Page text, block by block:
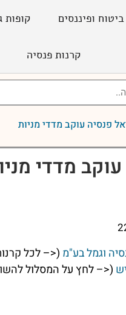
ביטוח ופיננסים קופות
קרנות פנסיה
פנסיה עוקב מדדי מניות
מדדי
וגמל בע"מ (<– לכל
(<– לחץ על המסלול